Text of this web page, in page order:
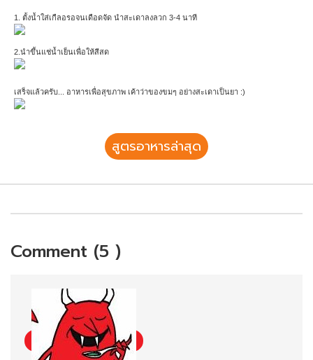
1. ตั้งน้ำใส่เกืลอรอจนเดือดจัด นำสะเดาลงลวก 3-4 นาที
2.นำขึ้นแช่น้ำเย็นเพื่อให้สีสด
เสร็จแล้วครับ... อาหารเพื่อสุขภาพ เค้าว่าของขมๆ อย่างสะเดาเป็นยา :)
สูตรอาหารล่าสุด
Comment (5 )